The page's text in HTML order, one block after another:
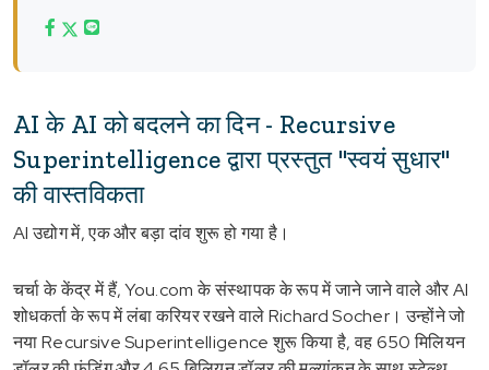
AI के AI को बदलने का दिन - Recursive
Superintelligence द्वारा प्रस्तुत "स्वयं सुधार"
की वास्तविकता
AI उद्योग में, एक और बड़ा दांव शुरू हो गया है।
चर्चा के केंद्र में हैं, You.com के संस्थापक के रूप में जाने जाने वाले और AI
शोधकर्ता के रूप में लंबा करियर रखने वाले Richard Socher। उन्होंने जो
नया Recursive Superintelligence शुरू किया है, वह 650 मिलियन